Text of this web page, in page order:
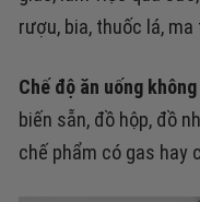
rượu, bia, thuốc lá, ma
Chế độ ăn uống
biến sẵn, đồ hộp, đồ
chế phẩm có gas hay